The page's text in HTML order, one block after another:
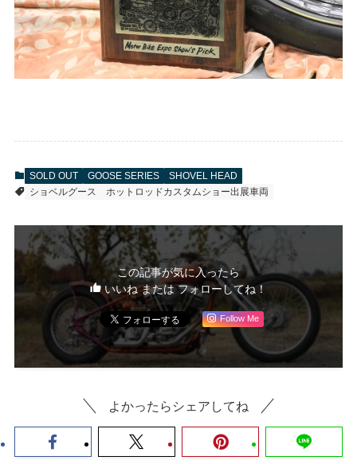
SOLD OUT GOOSE SERIES
SHOVEL HEAD
ショベルグース
ホットロッドカスタムショー出展車両
この記事が気に入ったら
いいね または フォローしてね！
Follow Me
よかったらシェアしてね